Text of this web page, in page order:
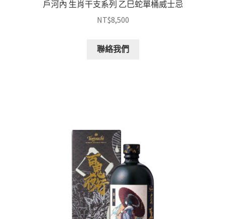
戶河內 生肖干支系列 乙巳蛇單桶威士忌
NT$8,500
聯絡我們